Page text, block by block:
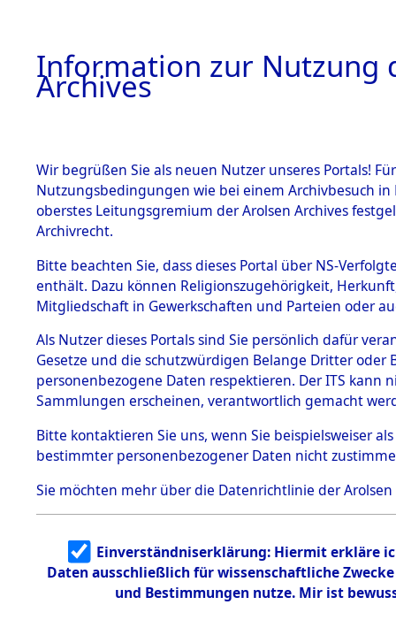
BESTÄNDE
1.
mente
5. Verschiedenes
5.3
Todesmärsche
5.3.1 Alliierte
Erhebungen
zu
Todesmärsch
en
5.3.2
Identifizierun
g
5.3.3
Todesmärsch
Dead -
Branch -
0043
Information zur Nutzung
Archives
Wir begrüßen Sie als neuen Nutzer unseres Portals!
Nutzungsbedingungen wie bei einem Archivbesuch
oberstes Leitungsgremium der Arolsen Archives
Archivrecht.
Bitte beachten Sie, dass dieses Portal über NS-
enthält. Dazu können Religionszugehörigkeit,
Mitgliedschaft in Gewerkschaften und Parteien oder
Als Nutzer dieses Portals sind Sie persönlich dafür
Gesetze und die schutzwürdigen Belange Dritter
personenbezogene Daten respektieren. Der ITS
Sammlungen erscheinen, verantwortlich gemacht
Bitte kontaktieren Sie uns, wenn Sie beispielsweiser
bestimmter personenbezogener Daten nicht
Sie möchten mehr über die Datenrichtlinie der Arolsen
Einverständniserklärung: Hiermit erkläre
Daten ausschließlich für wissenschaftliche
und Bestimmungen nutze. Mir ist